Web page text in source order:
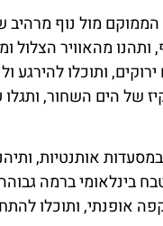
מול נוף מרהיב
ותהנו מהאוויר הצלול
ותוכלו להירגע
של הים השחור,
אותנטיות,
בינלאומי ברמה
אופנתי, ותוכלו